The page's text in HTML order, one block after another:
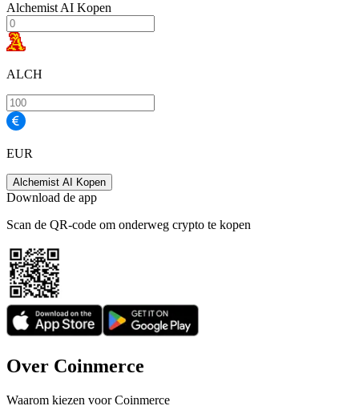
Alchemist AI Kopen
ALCH
EUR
Alchemist AI Kopen
Download de app
Scan de QR-code om onderweg crypto te kopen
Over Coinmerce
Waarom kiezen voor Coinmerce